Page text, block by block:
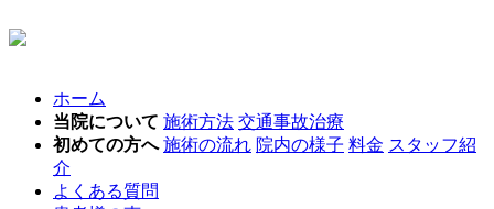
ホーム
当院について 施術方法 交通事故治療
初めての方へ 施術の流れ 院内の様子 料金 スタッフ紹
介
よくある質問